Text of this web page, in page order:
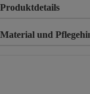
Produktdetails
Material und